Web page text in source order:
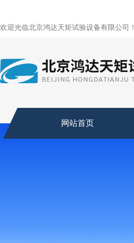
欢迎光临北京鸿达天矩试验设备有限公司！
网站首页